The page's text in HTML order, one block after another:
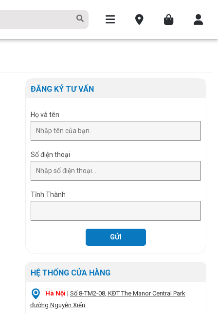
ĐĂNG KÝ TƯ VẤN
Họ và tên
Số điện thoại
Tỉnh Thành
HỆ THỐNG CỬA HÀNG
Hà Nội | Số 8-TM2-08, KĐT The Manor Central Park
đường Nguyễn Xiển